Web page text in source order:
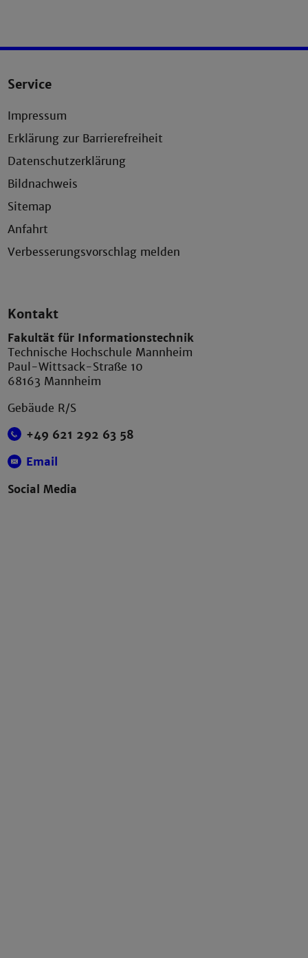
Service
Impressum
Erklärung zur Barrierefreiheit
Datenschutzerklärung
Bildnachweis
Sitemap
Anfahrt
Verbesserungsvorschlag melden
Kontakt
Fakultät für Informationstechnik
Technische Hochschule Mannheim
Paul-Wittsack-Straße 10
68163 Mannheim
Gebäude R/S
+49 621 292 63 58
Email
Social Media